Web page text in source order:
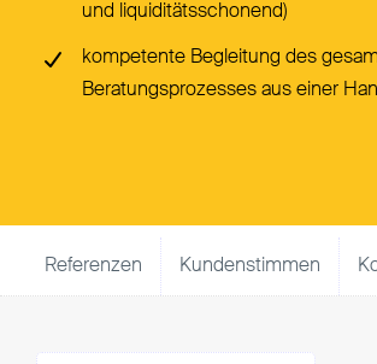
und liquiditätsschonend)
kompetente Begleitung des
Beratungsprozesses aus einer
Referenzen Kundenstimmen